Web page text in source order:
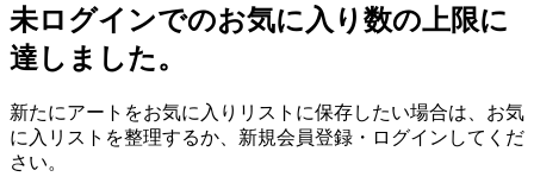
未ログインでのお気に入り数の上限に
達しました。
新たにアートをお気に入りリストに保存したい場合は、お気
に入リストを整理するか、新規会員登録・ログインしてくだ
さい。